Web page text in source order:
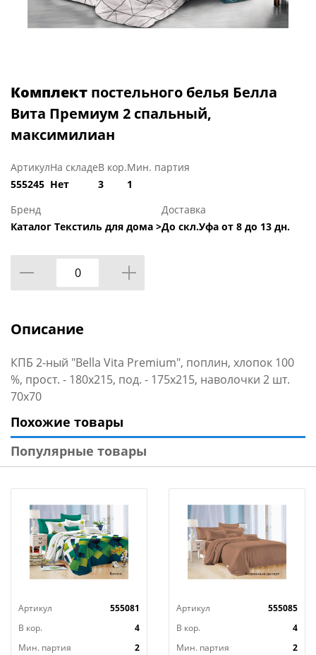
Комплект постельного белья Белла
Вита Премиум 2 спальный,
максимилиан
Артикул
555245
На складе
Нет
В кор.
3
Мин. партия
1
Бренд
Каталог Текстиль для дома >
Доставка
До скл.Уфа от 8 до 13 дн.
Описание
КПБ 2-ный "Bella Vita Premium", поплин, хлопок 100
%, прост. - 180x215, под. - 175х215, наволочки 2 шт.
70х70
Похожие товары
Популярные товары
Артикул
555081
В кор.
4
Мин. партия
2
Артикул
555085
В кор.
4
Мин. партия
2